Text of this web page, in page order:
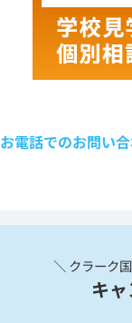
お電話でのお問い
＼ クラーク
キ